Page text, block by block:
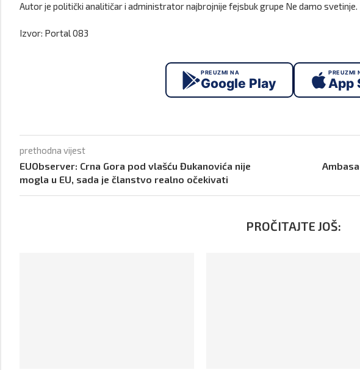
Autor je politički analitičar i administrator najbrojnije fejsbuk grupe Ne damo svetinje.
Izvor: Portal 083
PREUZMI NA
Google Play
PREUZMI
App
prethodna vijest
EUObserver: Crna Gora pod vlašću Đukanovića nije
mogla u EU, sada je članstvo realno očekivati
PROČITAJTE JOŠ: